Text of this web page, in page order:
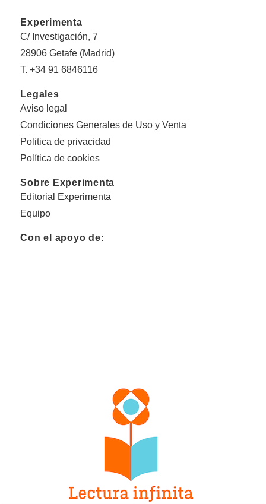
Experimenta
C/ Investigación, 7
28906 Getafe (Madrid)
T. +34 91 6846116
Legales
Aviso legal
Condiciones Generales de Uso y Venta
Politica de privacidad
Política de cookies
Sobre Experimenta
Editorial Experimenta
Equipo
Con el apoyo de: